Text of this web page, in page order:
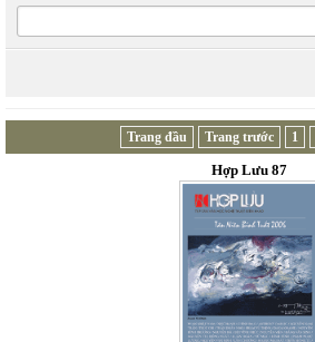
Trang đầu Trang trước 1
Hợp Lưu 87